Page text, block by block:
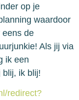
op je
waardoor
eens de
Als jij via
ik een
blij, ik blij!
redirect?